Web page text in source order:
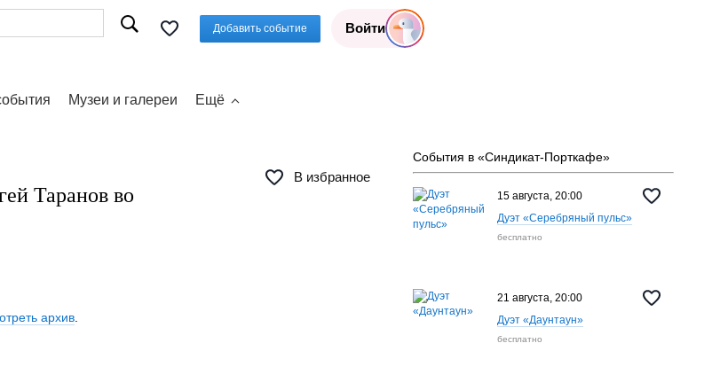
Добавить событие Войти
Музеи и галереи Ещё
В избранное
Таранов во
архив
События в «Синдикат-Порткафе»
15 августа, 20:00
Дуэт «Серебряный пульс»
бесплатно
21 августа, 20:00
Дуэт «Даунтаун»
бесплатно